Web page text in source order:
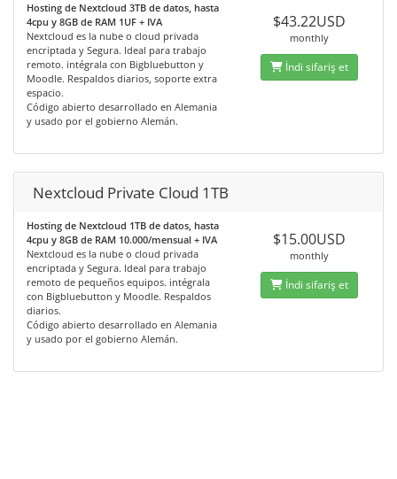
Hosting de Nextcloud 3TB de datos, hasta
4cpu y 8GB de RAM 1UF + IVA
Nextcloud es la nube o cloud privada
encriptada y Segura. Ideal para trabajo
remoto. intégrala con Bigbluebutton y
Moodle. Respaldos diarios, soporte extra
espacio.
Código abierto desarrollado en Alemania
y usado por el gobierno Alemán.
$43.22USD
monthly
İndi sifariş et
Nextcloud Private Cloud 1TB
Hosting de Nextcloud 1TB de datos, hasta
4cpu y 8GB de RAM 10.000/mensual + IVA
Nextcloud es la nube o cloud privada
encriptada y Segura. Ideal para trabajo
remoto de pequeños equipos. intégrala
con Bigbluebutton y Moodle. Respaldos
diarios.
Código abierto desarrollado en Alemania
y usado por el gobierno Alemán.
$15.00USD
monthly
İndi sifariş et